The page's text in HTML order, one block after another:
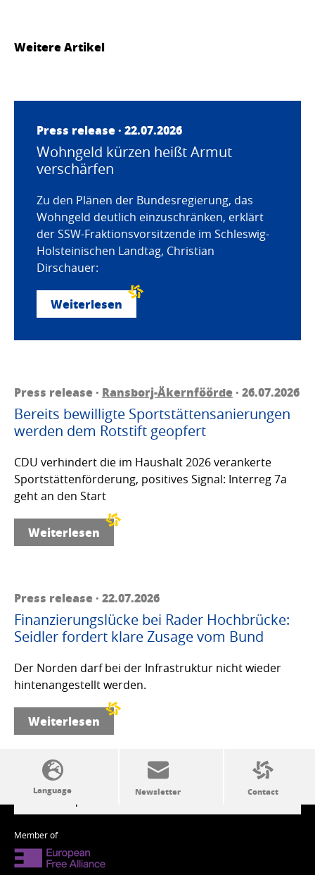
Weitere Artikel
Press release · 22.07.2026
Wohngeld kürzen heißt Armut
verschärfen
Zu den Plänen der Bundesregierung, das
Wohngeld deutlich einzuschränken, erklärt
der SSW-Fraktionsvorsitzende im Schleswig-
Holsteinischen Landtag, Christian
Dirschauer:
Weiterlesen
Press release · Ransborj-Äkernföörde· 26.07.2026
Bereits bewilligte Sportstättensanierungen
werden dem Rotstift geopfert
CDU verhindert die im Haushalt 2026 verankerte
Sportstättenförderung, positives Signal: Interreg 7a
geht an den Start
Weiterlesen
Press release · 22.07.2026
Finanzierungslücke bei Rader Hochbrücke:
Seidler fordert klare Zusage vom Bund
Der Norden darf bei der Infrastruktur nicht wieder
hintenangestellt werden.
Weiterlesen
SSW politics from A to Z
Member of